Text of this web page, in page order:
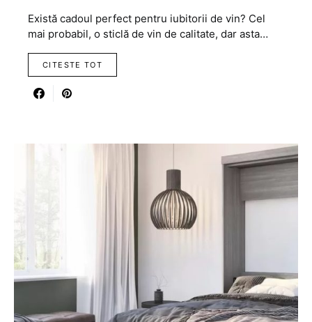
Există cadoul perfect pentru iubitorii de vin? Cel
mai probabil, o sticlă de vin de calitate, dar asta…
CITESTE TOT